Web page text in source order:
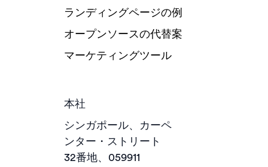
ランディングページの例
オープンソースの代替案
マーケティングツール
本社
シンガポール、カーペ
ンター・ストリート
32番地、059911